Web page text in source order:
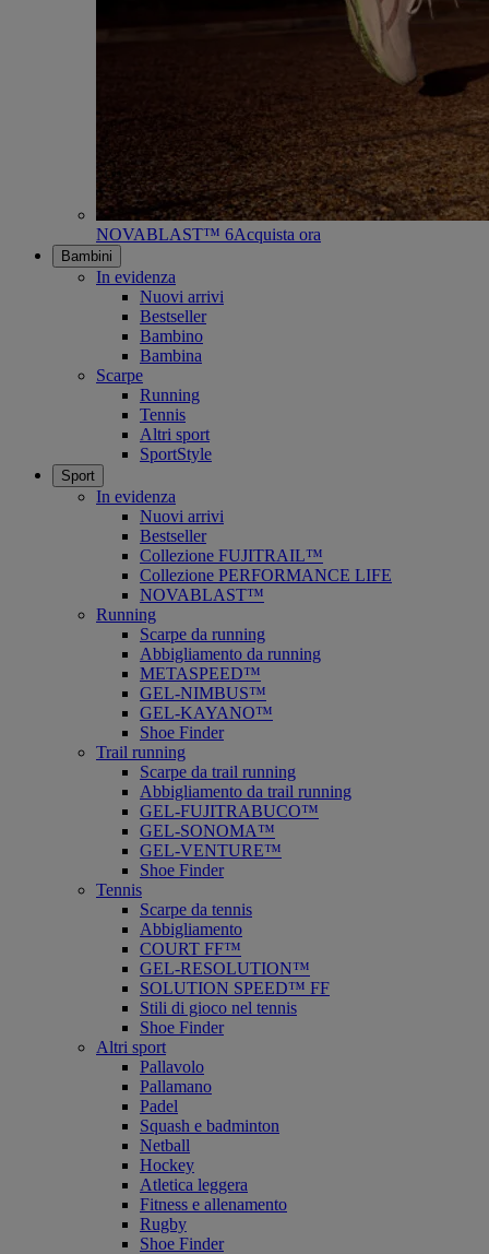
NOVABLAST™ 6Acquista ora
Bambini
In evidenza
Nuovi arrivi
Bestseller
Bambino
Bambina
Scarpe
Running
Tennis
Altri sport
SportStyle
Sport
In evidenza
Nuovi arrivi
Bestseller
Collezione FUJITRAIL™
Collezione PERFORMANCE LIFE
NOVABLAST™
Running
Scarpe da running
Abbigliamento da running
METASPEED™
GEL-NIMBUS™
GEL-KAYANO™
Shoe Finder
Trail running
Scarpe da trail running
Abbigliamento da trail running
GEL-FUJITRABUCO™
GEL-SONOMA™
GEL-VENTURE™
Shoe Finder
Tennis
Scarpe da tennis
Abbigliamento
COURT FF™
GEL-RESOLUTION™
SOLUTION SPEED™ FF
Stili di gioco nel tennis
Shoe Finder
Altri sport
Pallavolo
Pallamano
Padel
Squash e badminton
Netball
Hockey
Atletica leggera
Fitness e allenamento
Rugby
Shoe Finder